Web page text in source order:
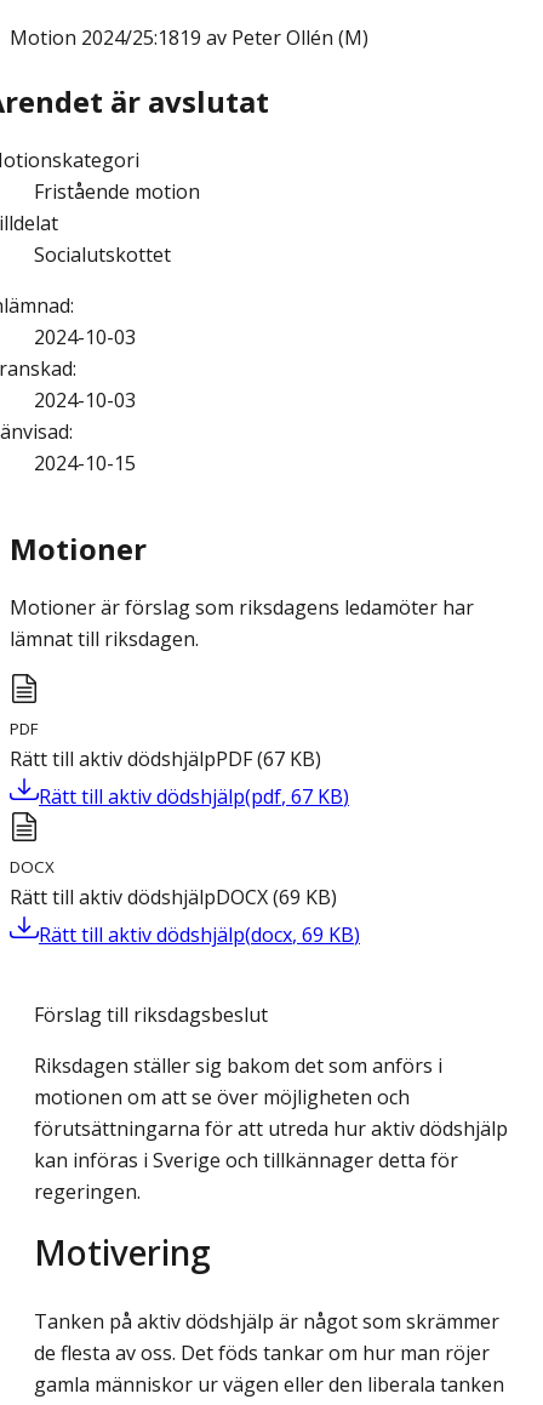
Motion 2024/25:1819 av Peter Ollén (M)
är avslutat
Fristående motion
Socialutskottet
:
2024-10-03
:
2024-10-03
:
2024-10-15
Motioner
Motioner är förslag som riksdagens ledamöter har
lämnat till riksdagen.
PDF
Rätt till aktiv dödshjälpPDF(67 KB)
Rätt till aktiv dödshjälp(pdf, 67 KB)
DOCX
Rätt till aktiv dödshjälpDOCX(69 KB)
Rätt till aktiv dödshjälp(docx, 69 KB)
Förslag till riksdagsbeslut
Riksdagen ställer sig bakom det som anförs i
motionen om att se över möjligheten och
förutsättningarna för att utreda hur aktiv dödshjälp
kan införas i Sverige och tillkännager detta för
regeringen.
Motivering
Tanken på aktiv dödshjälp är något som skrämmer
de flesta av oss. Det föds tankar om hur man röjer
gamla människor ur vägen eller den liberala tanken